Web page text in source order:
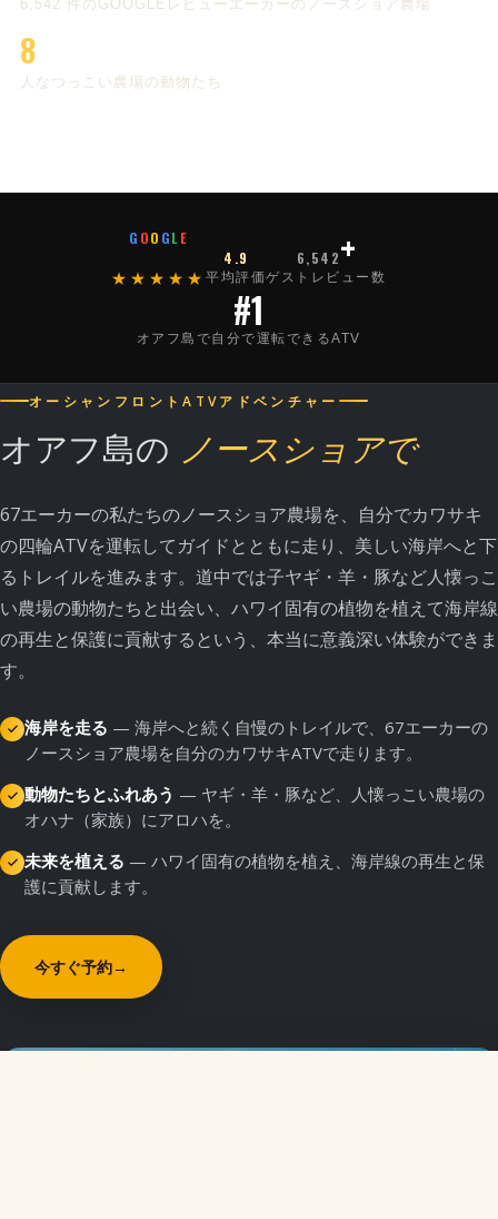
6,542 件のGOOGLEレビュー エーカーのノースショア農場
8
人なつっこい農場の動物たち
G OO GLE
★★★★★
4.9
平均評価
6,542+
ゲストレビュー数
#1
オアフ島で自分で運転できるATV
オーシャンフロントATVアドベンチャー
オアフ島の ノースショアで
67エーカーの私たちのノースショア農場を、自分でカワサキ
の四輪ATVを運転してガイドとともに走り、美しい海岸へと下
るトレイルを進みます。道中では子ヤギ・羊・豚など人懐っこ
い農場の動物たちと出会い、ハワイ固有の植物を植えて海岸線
の再生と保護に貢献するという、本当に意義深い体験ができま
す。
海岸を走る — 海岸へと続く自慢のトレイルで、67エーカーの
ノースショア農場を自分のカワサキATVで走ります。
動物たちとふれあう — ヤギ・羊・豚など、人懐っこい農場の
オハナ（家族）にアロハを。
未来を植える — ハワイ固有の植物を植え、海岸線の再生と保
護に貢献します。
今すぐ予約→